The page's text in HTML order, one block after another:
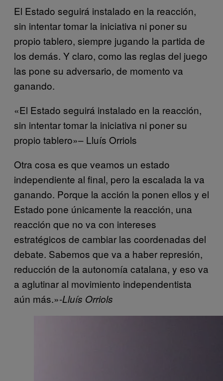
El Estado seguirá instalado en la reacción,
sin intentar tomar la iniciativa ni poner su
propio tablero, siempre jugando la partida de
los demás. Y claro, como las reglas del juego
las pone su adversario, de momento va
ganando.
«El Estado seguirá instalado en la reacción,
sin intentar tomar la iniciativa ni poner su
propio tablero»– Lluís Orriols
Otra cosa es que veamos un estado
independiente al final, pero la escalada la va
ganando. Porque la acción la ponen ellos y el
Estado pone únicamente la reacción, una
reacción que no va con intereses
estratégicos de cambiar las coordenadas del
debate. Sabemos que va a haber represión,
reducción de la autonomía catalana, y eso va
a aglutinar al movimiento independentista
aún más.»-Lluís Orriols